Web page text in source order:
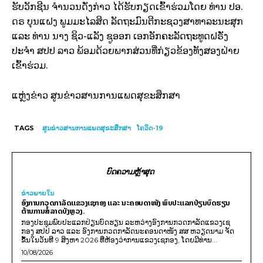
ຮັບວັກຊີນ ຈຳນວນດັ່ງກ່າວ ໄດ້ຮັບກຽດເຂົ້າຮ່ວມໂດຍ ທ່ານ ປອ.
ດຣ ບຸນແຝງ ພູມມະໄລສິດ ລັດຖະມົນຕີກະຊວງສາທາລະນະສຸກ
ແລະ ທ່ານ ນາງ ຊິວ-ແລັງ ຊູອອກ ເອກອັກຄະລັດຖະທູດຝຣັ່ງ
ປະຈຳ ສປປ ລາວ ພ້ອມດ້ວຍພາກສ່ວນທີ່ກ່ຽວຂ້ອງທັງສອງຝ່າຍ
ເຂົ້າຮ່ວມ.
ແຫຼ່ງຂ່າວ ສູນຂ່າວສານການແພດສຸຂະສຶກສາ
TAGS ສູນຂ່າວສານການແພດສຸຂະສຶກສາ ໂຄວິດ-19
ບົດຄວາມຫຼ້າສຸດ
ຂ່າວພາຍ​ໃນ
ອົງການກວດກາລັດແຂວງເຊກອງ ແລະ ນະຄອນດາໜັງ ພົບປະແລກປ່ຽນບົດຮຽນ
ຕ້ານການສໍ້ລາດບັງຫຼວງ.
ກອງປະຊຸມພົບປະແລກປ່ຽນບົດຮຽນ ລະຫວ່າງອົງການກວດກາລັດແຂວງເຊ
ກອງ ສປປ ລາວ ແລະ ອົງການກວດກາລັດນະຄອນດາໜັງ ສສ ຫວຽດນາມ ຈັດ
ຂຶ້ນໃນວັນທີ 9 ສິງຫາ 2026 ທີ່ຫ້ອງວ່າການແຂວງເຊກອງ, ໂດຍມີທ່ານ...
10/08/2026